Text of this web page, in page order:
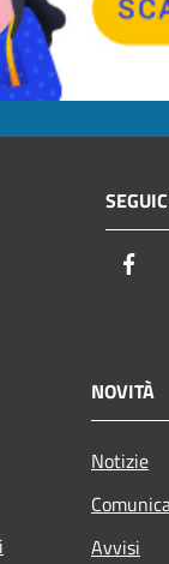
NOVITÀ
Notizie
Avvisi